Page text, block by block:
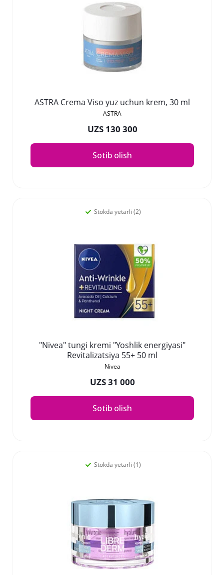
ASTRA Crema Viso yuz uchun krem, 30 ml
ASTRA
UZS 130 300
Sotib olish
Stokda yetarli (2)
"Nivea" tungi kremi "Yoshlik energiyasi"
Revitalizatsiya 55+ 50 ml
Nivea
UZS 31 000
Sotib olish
Stokda yetarli (1)